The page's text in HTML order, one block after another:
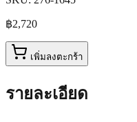
฿2,720
เพิ่มลงตะกร้า
รายละเอียด